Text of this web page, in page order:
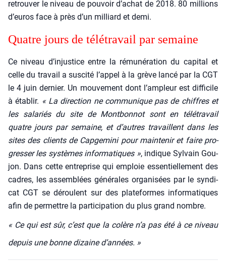
retrou­ver le niveau de pou­voir d’achat de 2018. 80 mil­lions
d’euros face à près d’un mil­liard et demi.
Quatre jours de télé­tra­vail par semaine
Ce niveau d’injustice entre la rému­né­ra­tion du capi­tal et
celle du tra­vail a sus­ci­té l’appel à la grève lan­cé par la CGT
le 4 juin der­nier. Un mou­ve­ment dont l’ampleur est dif­fi­cile
à éta­blir. « La direc­tion ne com­mu­nique pas de chiffres et
les sala­riés du site de Mont­bon­not sont en télé­tra­vail
quatre jours par semaine, et d’autres tra­vaillent dans les
sites des clients de Cap­ge­mi­ni pour main­te­nir et faire pro­
gres­ser les sys­tèmes infor­ma­tiques », indique Syl­vain Gou­
jon. Dans cette entre­prise qui emploie essen­tiel­le­ment des
cadres, les assem­blées géné­rales orga­ni­sées par le syn­di­
cat CGT se déroulent sur des pla­te­formes infor­ma­tiques
afin de per­mettre la par­ti­ci­pa­tion du plus grand nombre.
« Ce qui est sûr, c’est que la colère n’a pas été à ce niveau
depuis une bonne dizaine d’années. »